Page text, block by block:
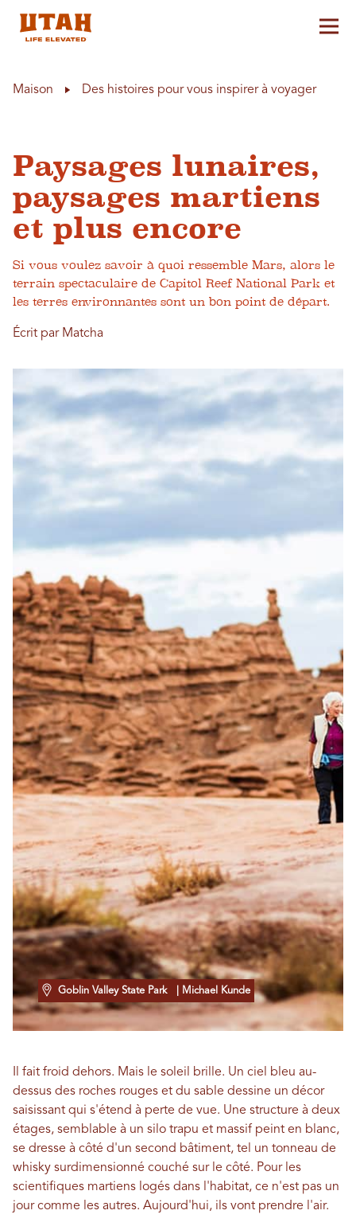
Maison Des histoires pour vous inspirer à voyager
Paysages lunaires,
paysages martiens
et plus encore
Si vous voulez savoir à quoi ressemble Mars, alors le
terrain spectaculaire de Capitol Reef National Park et
les terres environnantes sont un bon point de départ.
Écrit par Matcha
Goblin Valley State Park | Michael Kunde
Il fait froid dehors. Mais le soleil brille. Un ciel bleu au-
dessus des roches rouges et du sable dessine un décor
saisissant qui s'étend à perte de vue. Une structure à deux
étages, semblable à un silo trapu et massif peint en blanc,
se dresse à côté d'un second bâtiment, tel un tonneau de
whisky surdimensionné couché sur le côté. Pour les
scientifiques martiens logés dans l'habitat, ce n'est pas un
jour comme les autres. Aujourd'hui, ils vont prendre l'air.